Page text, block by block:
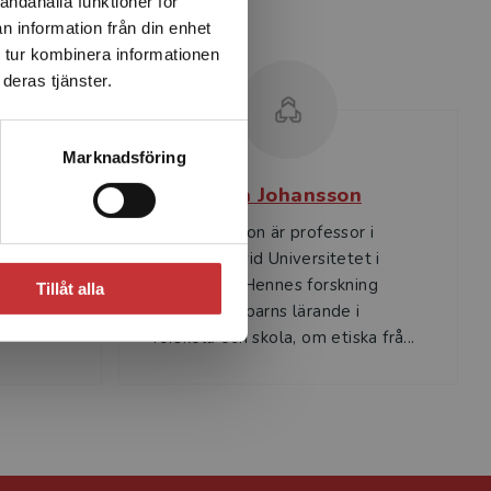
information från din enhet
kombinera informationen
tjänster.
Marknadsföring
Tillåt alla
Eva Johansson
Eva Johansson är professor i
pedagogik vid Universitetet i
Stavanger. Hennes forskning
handlar om barns lärande i
förskola och skola, om etiska frå...